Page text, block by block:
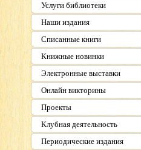
Услуги библиотеки
Наши издания
Списанные книги
Книжные новинки
Электронные выставки
Онлайн викторины
Проекты
Клубная деятельность
Периодические издания